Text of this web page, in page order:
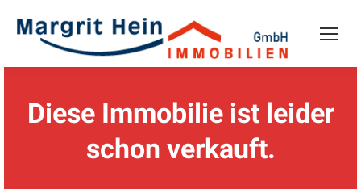
Diese Immobilie ist leider
schon verkauft.